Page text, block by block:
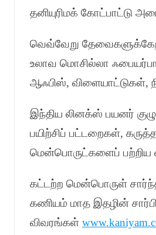
தனியுரிமக் கோட்பாட்டு
வெவ்வேறு
உலாவ மொசில்லா
ஆஃபிஸ், விளையாட்டுகள்,
இந்திய லினக்ஸ் பயனர் குழு
பயிற்சிப் பட்டறைகள்,
மென்பொருட்களைப் பற்றிய
கட்டற்ற மென்பொருள்
கணியம் மாத இதழின்
விவரங்கள்